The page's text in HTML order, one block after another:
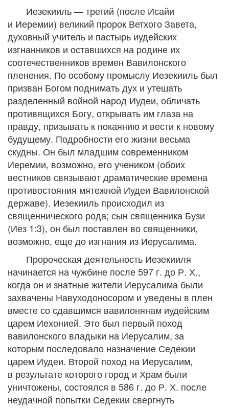
Иезекииль — третий (после Исайи
и Иеремии) великий пророк Ветхого Завета,
духовный учитель и пастырь иудейских
изгнанников и оставшихся на родине их
соотечественников времен Вавилонского
пленения. По особому промыслу Иезекииль был
призван Богом поднимать дух и утешать
разделенный войной народ Иудеи, обличать
противящихся Богу, открывать им глаза на
правду, призывать к покаянию и вести к новому
будущему. Подробности его жизни весьма
скудны. Он был младшим современником
Иеремии, возможно, его учеником (обоих
вестников связывают драматические времена
противостояния мятежной Иудеи Вавилонской
державе). Иезекииль происходил из
священнического рода; сын священника Бузи
(Иез 1:3), он был поставлен во священники,
возможно, еще до изгнания из Иерусалима.
Пророческая деятельность Иезекииля
начинается на чужбине после 597 г. до Р. Х.,
когда он и знатные жители Иерусалима были
захвачены Навуходоносором и уведены в плен
вместе со сдавшимся вавилонянам иудейским
царем Иехонией. Это был первый поход
вавилонского владыки на Иерусалим, за
которым последовало назначение Седекии
царем Иудеи. Второй поход на Иерусалим,
в результате которого город и Храм были
уничтожены, состоялся в 586 г. до Р. Х. после
неудачной попытки Седекии свергнуть